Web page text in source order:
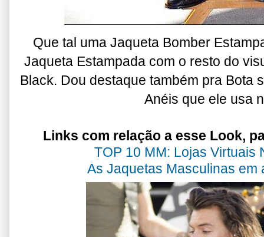
Que tal uma Jaqueta Bomber
Jaqueta Estampada com o resto do
Black. Dou destaque também pra Bota
Anéis que ele usa
Links com relação a esse Look,
TOP 10 MM: Lojas Virtuais
As Jaquetas Masculinas em